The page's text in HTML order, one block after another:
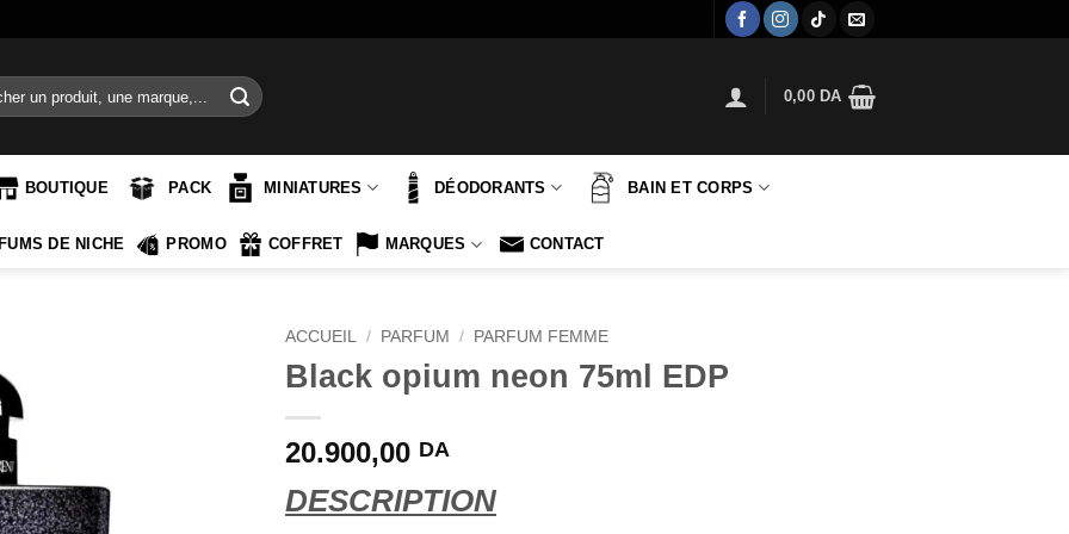
0,00 DA
BOUTIQUE PACK MINIATURES DÉODORANTS BAIN ET CORPS
DE NICHE PROMO COFFRET MARQUES CONTACT
ACCUEIL / PARFUM / PARFUM FEMME
Black opium neon 75ml EDP
20.900,00 DA
DESCRIPTION